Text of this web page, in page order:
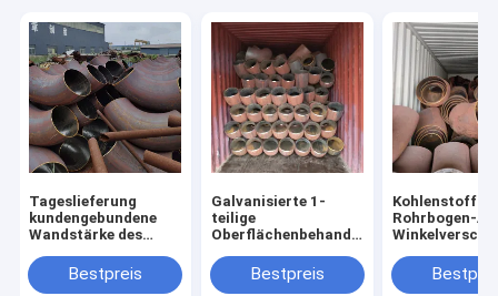
Tageslieferung
kundengebundene
Wandstärke des
Ellbogen-
Verbindungsstück-
Bestpreis
Galvanisierte 1-
teilige
Oberflächenbehandlung
Kohlenstoffstahl-
Ellbogen-
Bestpreis
Rohrbogen-
System